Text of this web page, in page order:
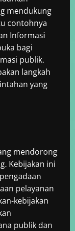
mendukung
contohnya
Informasi
bagi
publik.
langkah
yang
mendorong
Kebijakan ini
pelayanan
kebijakan
publik dan